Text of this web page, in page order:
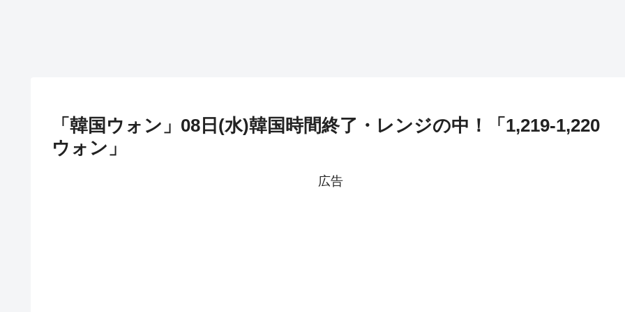
「韓国ウォン」08日(水)韓国時間終了・レンジの中！「1,219-1,220
ウォン」
広告